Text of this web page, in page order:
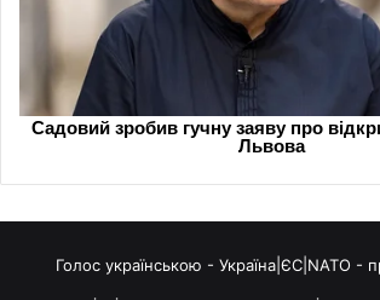
Голос українською - Україна|ЄС|NATO -